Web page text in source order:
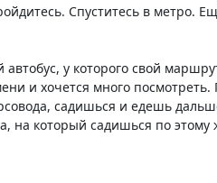
Спуститесь в метро.
у которого свой
и хочется много
садишься и едешь
на который садишься по этому